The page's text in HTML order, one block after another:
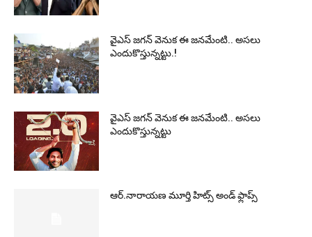
వైఎస్‌ జగన్‌ వెనుక ఈ జనమేంటి.. అసలు
ఎందుకొస్తున్నట్టు.!
వైఎస్‌ జగన్‌ వెనుక ఈ జనమేంటి.. అసలు
ఎందుకొస్తున్నట్టు
ఆర్‌.నారాయ‌ణ మూర్తి హిట్స్ అండ్ ఫ్లాప్స్‌